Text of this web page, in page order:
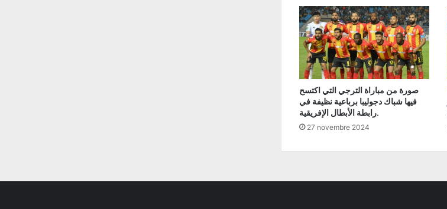
صورة من مباراة الترجي التي اكتسح
فيها شباك دجوليبا برباعية نظيفة في
رابطة الأبطال الإفريقية.
27 novembre 2024